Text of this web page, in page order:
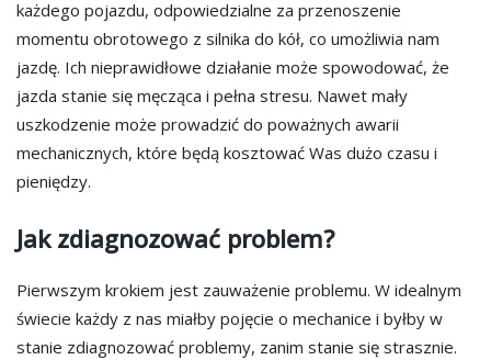
każdego pojazdu, odpowiedzialne za przenoszenie
momentu obrotowego z silnika do kół, co umożliwia nam
jazdę. Ich nieprawidłowe działanie może spowodować, że
jazda stanie się męcząca i pełna stresu. Nawet mały
uszkodzenie może prowadzić do poważnych awarii
mechanicznych, które będą kosztować Was dużo czasu i
pieniędzy.
Jak zdiagnozować problem?
Pierwszym krokiem jest zauważenie problemu. W idealnym
świecie każdy z nas miałby pojęcie o mechanice i byłby w
stanie zdiagnozować problemy, zanim stanie się strasznie.